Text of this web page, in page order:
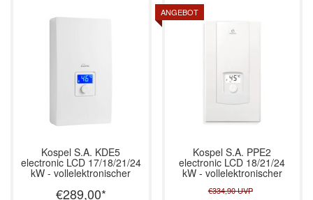
Kospel S.A. KDE5
electronic LCD 17/18/21/24
kW - vollelektronischer
€289,00*
ANGEBOT
Kospel S.A. PPE2
electronic LCD 18/21/24
kW - vollelektronischer
€334,90UVP